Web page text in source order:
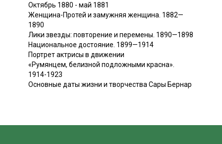
Октябрь 1880 - май 1881
Женщина-Протей и замужняя женщина. 1882—
1890
Лики звезды: повторение и перемены. 1890—1898
Национальное достояние. 1899—1914
Портрет актрисы в движении
«Румянцем, белизной подложными красна».
1914-1923
Основные даты жизни и творчества Сары Бернар